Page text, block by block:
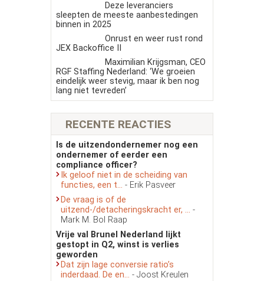
Deze leveranciers
sleepten de meeste aanbestedingen
binnen in 2025
Onrust en weer rust rond
JEX Backoffice II
Maximilian Krijgsman, CEO
RGF Staffing Nederland: ‘We groeien
eindelijk weer stevig, maar ik ben nog
lang niet tevreden’
RECENTE REACTIES
Is de uitzendondernemer nog een
ondernemer of eerder een
compliance officer?
Ik geloof niet in de scheiding van
functies, een t... - Erik Pasveer
De vraag is of de
uitzend-/detacheringskracht er, ... -
Mark M. Bol Raap
Vrije val Brunel Nederland lijkt
gestopt in Q2, winst is verlies
geworden
Dat zijn lage conversie ratio’s
inderdaad. De en... - Joost Kreulen